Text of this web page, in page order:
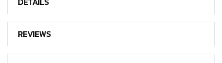
REVIEWS